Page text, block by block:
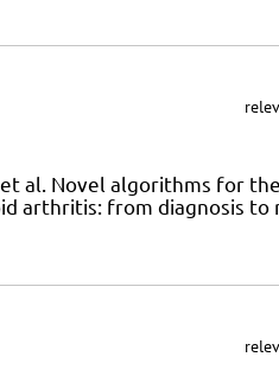
al. Novel algorithms for
arthritis: from diagnosis to